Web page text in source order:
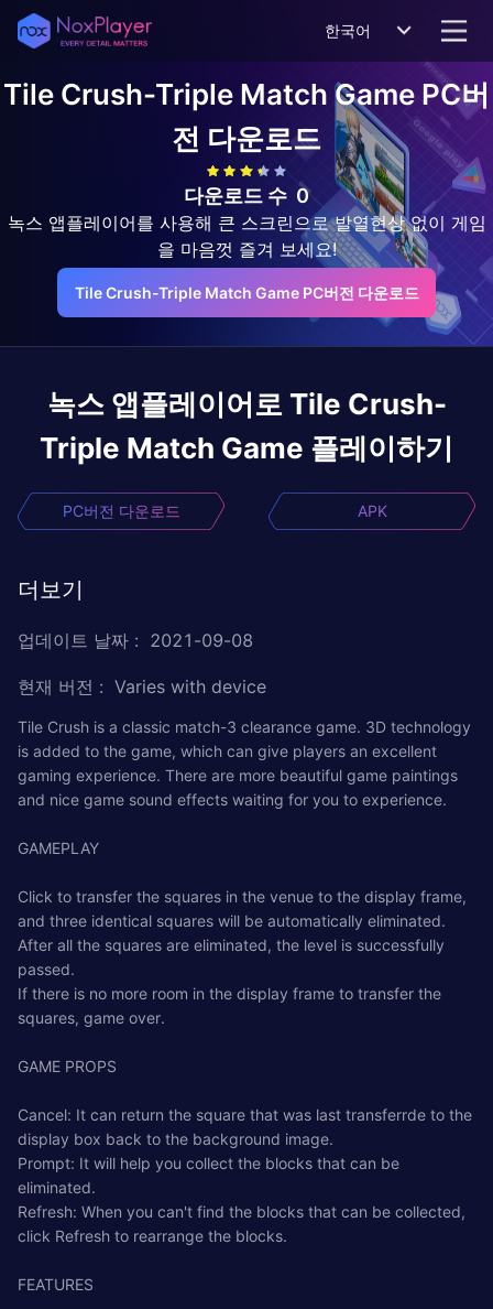
한국어
Tile Crush-Triple Match Game PC버
전 다운로드
다운로드 수 0
녹스 앱플레이어를 사용해 큰 스크린으로 발열현상 없이 게임
을 마음껏 즐겨 보세요!
Tile Crush-Triple Match Game PC버전 다운로드
녹스 앱플레이어로 Tile Crush-
Triple Match Game 플레이하기
PC버전 다운로드 APK
더보기
업데이트 날짜 : 2021-09-08
현재 버전 : Varies with device
Tile Crush is a classic match-3 clearance game. 3D technology
is added to the game, which can give players an excellent
gaming experience. There are more beautiful game paintings
and nice game sound effects waiting for you to experience.
GAMEPLAY
Click to transfer the squares in the venue to the display frame,
and three identical squares will be automatically eliminated.
After all the squares are eliminated, the level is successfully
passed.
If there is no more room in the display frame to transfer the
squares, game over.
GAME PROPS
Cancel: It can return the square that was last transferrde to the
display box back to the background image.
Prompt: It will help you collect the blocks that can be
eliminated.
Refresh: When you can't find the blocks that can be collected,
click Refresh to rearrange the blocks.
FEATURES